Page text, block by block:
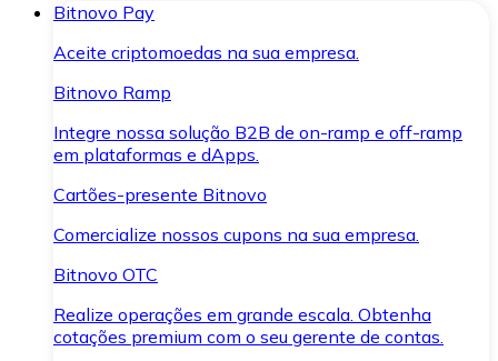
Bitnovo Pay
Aceite criptomoedas na sua empresa.
Bitnovo Ramp
Integre nossa solução B2B de on-ramp e off-ramp
em plataformas e dApps.
Cartões-presente Bitnovo
Comercialize nossos cupons na sua empresa.
Bitnovo OTC
Realize operações em grande escala. Obtenha
cotações premium com o seu gerente de contas.